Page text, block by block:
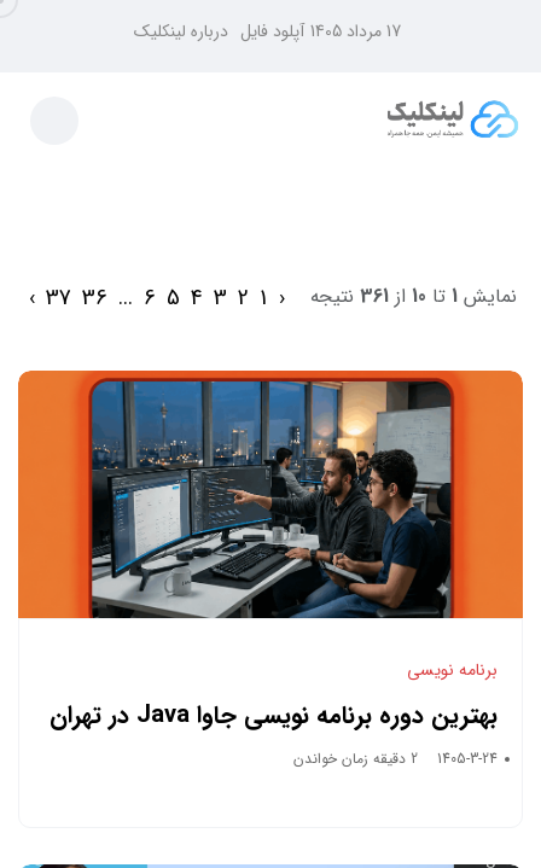
17 مرداد 1405 آپلود فایل درباره لینکلیک
نمایش 1 تا 10 از 361 نتیجه ‹
1
2
3
4
5
6
...
36
37
›
برنامه نویسی
بهترین دوره برنامه نویسی جاوا Java در تهران
1405-3-24 2 دقیقه زمان خواندن